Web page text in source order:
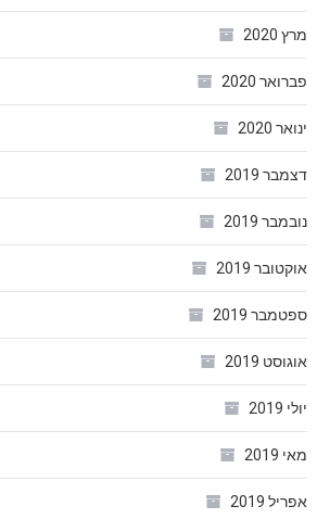
מרץ 2020
פברואר 2020
ינואר 2020
דצמבר 2019
נובמבר 2019
אוקטובר 2019
ספטמבר 2019
אוגוסט 2019
יולי 2019
מאי 2019
אפריל 2019